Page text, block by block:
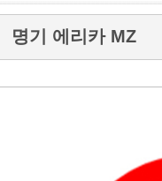
명기 에리카 MZ